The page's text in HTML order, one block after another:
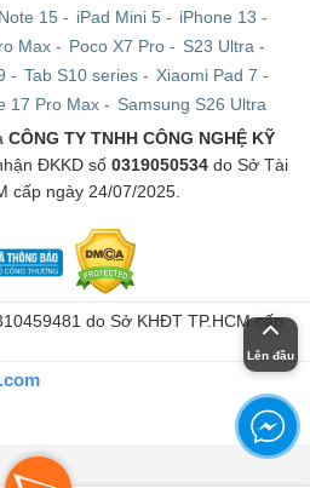
15 - iPad Mini 5 - iPhone 13 -
Max - Poco X7 Pro - S23 Ultra -
- Tab S10 series - Xiaomi Pad 7 -
17 Pro Max- Samsung S26 Ultra
CÔNG TY TNHH CÔNG NGHỆ KỸ
ĐKKD số 0319050534 do Sở Tài
cấp ngày 24/07/2025.
do Sở KHĐT TP.HCM cấp
Lên đầu